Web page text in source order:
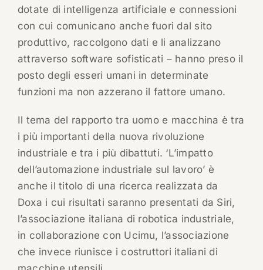
dotate di intelligenza artificiale e connessioni
con cui comunicano anche fuori dal sito
produttivo, raccolgono dati e li analizzano
attraverso software sofisticati – hanno preso il
posto degli esseri umani in determinate
funzioni ma non azzerano il fattore umano.
Il tema del rapporto tra uomo e macchina è tra
i più importanti della nuova rivoluzione
industriale e tra i più dibattuti. ‘L’impatto
dell’automazione industriale sul lavoro’ è
anche il titolo di una ricerca realizzata da
Doxa i cui risultati saranno presentati da Siri,
l’associazione italiana di robotica industriale,
in collaborazione con Ucimu, l’associazione
che invece riunisce i costruttori italiani di